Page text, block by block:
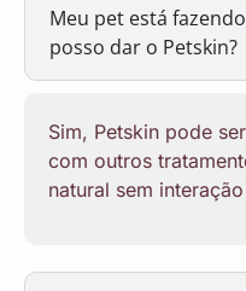
Meu pet está
posso dar o Petskin?
Sim, Petskin pode
com outros
natural sem